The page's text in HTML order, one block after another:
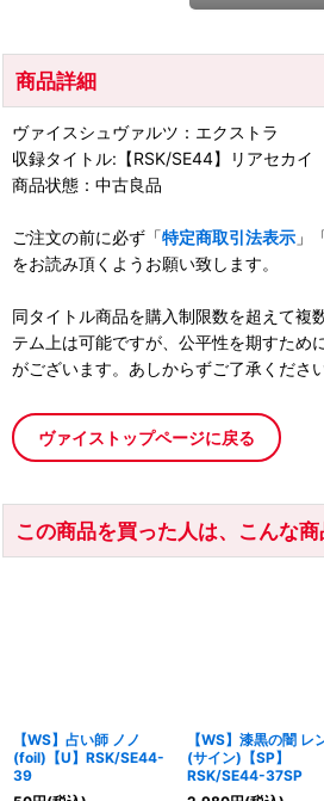
商品詳細
ヴァイスシュヴァルツ：エクストラ
収録タイトル:【RSK/SE44】リアセカイ
商品状態：中古良品
ご注文の前に必ず「特定商取引法表示 」
をお読み頂くようお願い致します。
同タイトル商品を購入制限数を超えて複
テム上は可能ですが、公平性を期すため
がございます。あしからずご了承ください
ヴァイストップページに戻る
この商品を買った人は、こんな
【WS】占い師 ノノ
(foil)【U】RSK/SE44-
39
【WS】漆黒の闇 レ
(サイン)【SP】
RSK/SE44-37SP